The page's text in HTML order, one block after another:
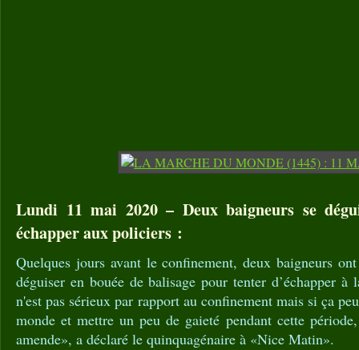
Lundi 11 mai 2020 – Deux baigneurs se
échapper aux policiers :
Quelques jours avant le confinement, deux baigneurs
déguiser en bouée de balisage pour tenter d’échapper à
n'est pas sérieux par rapport au confinement mais si ça
monde et mettre un peu de gaieté pendant cette
amende», a déclaré le quinquagénaire à «Nice Matin».